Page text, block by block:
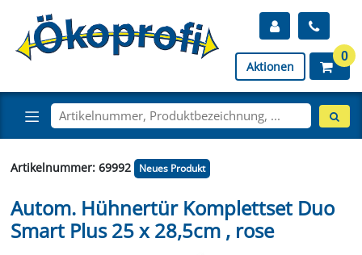
Aktionen
0
Artikelnummer: 69992 Neues Produkt
Autom. Hühnertür Komplettset Duo
Smart Plus 25 x 28,5cm , rose